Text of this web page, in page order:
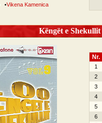
•Vikena Kamenica
Këngët e
Nr.
1
2
3
4
5
6